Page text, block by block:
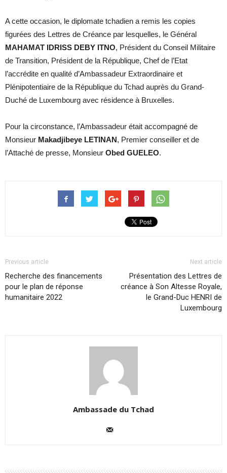
A cette occasion, le diplomate tchadien a remis les copies
figurées des Lettres de Créance par lesquelles, le Général
MAHAMAT IDRISS DEBY ITNO, Président du Conseil Militaire
de Transition, Président de la République, Chef de l’Etat
l’accrédite en qualité d’Ambassadeur Extraordinaire et
Plénipotentiaire de la République du Tchad auprès du Grand-
Duché de Luxembourg avec résidence à Bruxelles.
Pour la circonstance, l’Ambassadeur était accompagné de
Monsieur Makadjibeye LETINAN, Premier conseiller et de
l’Attaché de presse, Monsieur Obed GUELEO.
Previous article
Recherche des financements
pour le plan de réponse
humanitaire 2022
Next article
Présentation des Lettres de
créance à Son Altesse Royale,
le Grand-Duc HENRI de
Luxembourg
Ambassade du Tchad